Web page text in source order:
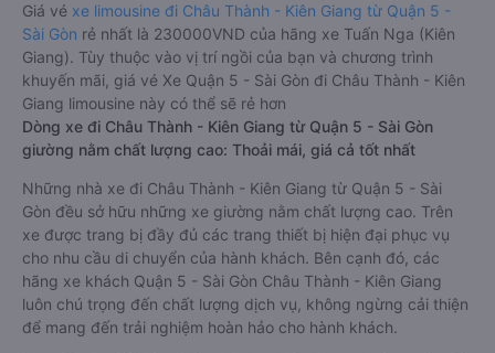
Giá vé xe limousine đi Châu Thành - Kiên Giang từ Quận 5 -
Sài Gòn rẻ nhất là 230000VND của hãng xe Tuấn Nga (Kiên
Giang). Tùy thuộc vào vị trí ngồi của bạn và chương trình
khuyến mãi, giá vé Xe Quận 5 - Sài Gòn đi Châu Thành - Kiên
Giang limousine này có thể sẽ rẻ hơn
Dòng xe đi Châu Thành - Kiên Giang từ Quận 5 - Sài Gòn
giường nằm chất lượng cao: Thoải mái, giá cả tốt nhất
Những nhà xe đi Châu Thành - Kiên Giang từ Quận 5 - Sài
Gòn đều sở hữu những xe giường nằm chất lượng cao. Trên
xe được trang bị đầy đủ các trang thiết bị hiện đại phục vụ
cho nhu cầu di chuyển của hành khách. Bên cạnh đó, các
hãng xe khách Quận 5 - Sài Gòn Châu Thành - Kiên Giang
luôn chú trọng đến chất lượng dịch vụ, không ngừng cải thiện
để mang đến trải nghiệm hoàn hảo cho hành khách.